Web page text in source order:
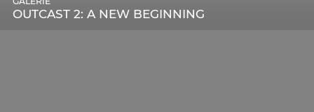
OUTCAST 2: A NEW BEGINNING